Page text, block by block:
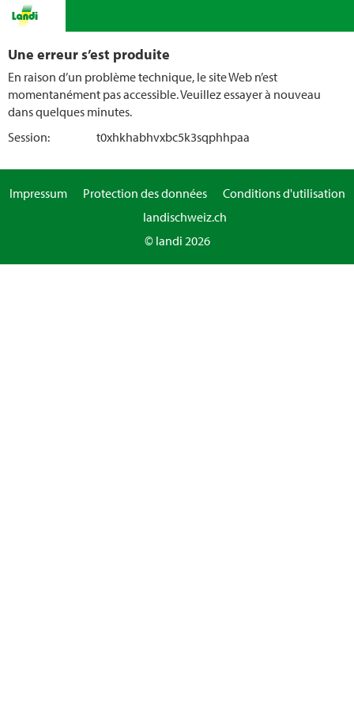
Une erreur s’est produite
En raison d’un problème technique, le site Web n’est
momentanément pas accessible. Veuillez essayer à nouveau
dans quelques minutes.
Session:
t0xhkhabhvxbc5k3sqphhpaa
Impressum Protection des données
Conditions d'utilisation
landischweiz.ch
© landi 2026